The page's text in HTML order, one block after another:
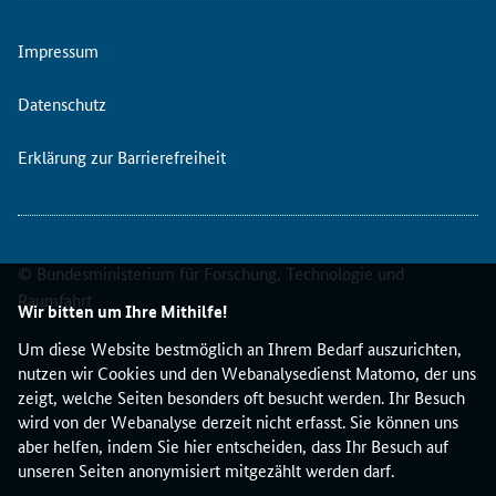
Wir bitten um Ihre Mithilfe!
Um diese Website bestmöglich an Ihrem Bedarf auszurichten,
nutzen wir Cookies und den Webanalysedienst Matomo, der uns
zeigt, welche Seiten besonders oft besucht werden. Ihr Besuch
wird von der Webanalyse derzeit nicht erfasst. Sie können uns
aber helfen, indem Sie hier entscheiden, dass Ihr Besuch auf
unseren Seiten anonymisiert mitgezählt werden darf.
u
l
t
C
i
o
n
s
"
,
"
N
e
Impressum
Datenschutz
Erklärung zur Barrierefreiheit
© Bundesministerium für Forschung, Technologie und
Raumfahrt